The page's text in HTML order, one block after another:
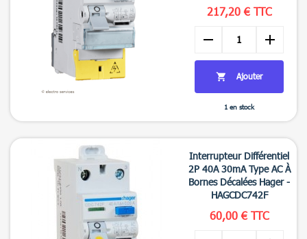

217,20 € TTC
remove add
 Ajouter
1 en stock
Interrupteur Différentiel
2P 40A 30mA Type AC À
Bornes Décalées Hager -
HAGCDC742F
60,00 € TTC